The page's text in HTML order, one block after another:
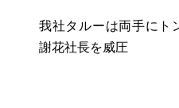
我社タルーは両手にト
謝花社長を威圧